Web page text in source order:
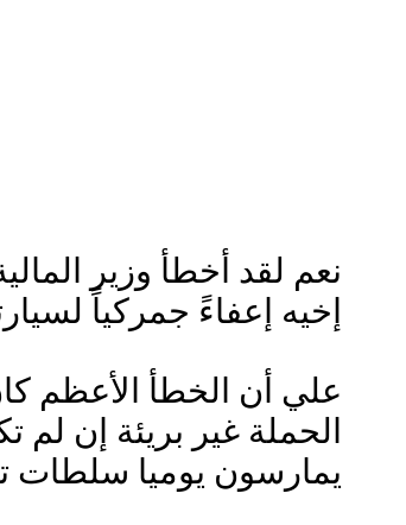
نعم لقد أخطأ وزير
إخيه إعفاءً جمركياً
علي أن الخطأ الأعظم
الحملة غير بريئة إن
يمارسون يوميا سلطات